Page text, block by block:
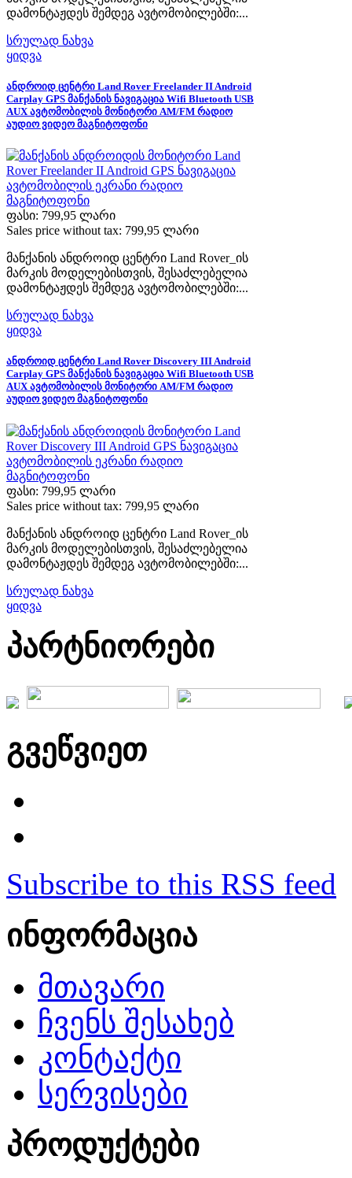
დამონტაჟდეს შემდეგ ავტომობილებში:...
სრულად ნახვა
ყიდვა
ანდროიდ ცენტრი Land Rover Freelander II Android
Carplay GPS მანქანის ნავიგაცია Wifi Bluetooth USB
AUX ავტომობილის მონიტორი AM/FM რადიო
აუდიო ვიდეო მაგნიტოფონი
ფასი: 799,95 ლარი
Sales price without tax: 799,95 ლარი
მანქანის ანდროიდ ცენტრი Land Rover_ის
მარკის მოდელებისთვის, შესაძლებელია
დამონტაჟდეს შემდეგ ავტომობილებში:...
სრულად ნახვა
ყიდვა
ანდროიდ ცენტრი Land Rover Discovery III Android
Carplay GPS მანქანის ნავიგაცია Wifi Bluetooth USB
AUX ავტომობილის მონიტორი AM/FM რადიო
აუდიო ვიდეო მაგნიტოფონი
ფასი: 799,95 ლარი
Sales price without tax: 799,95 ლარი
მანქანის ანდროიდ ცენტრი Land Rover_ის
მარკის მოდელებისთვის, შესაძლებელია
დამონტაჟდეს შემდეგ ავტომობილებში:...
სრულად ნახვა
ყიდვა
პარტნიორები
გვეწვიეთ
Subscribe to this RSS feed
ინფორმაცია
მთავარი
ჩვენს შესახებ
კონტაქტი
სერვისები
პროდუქტები